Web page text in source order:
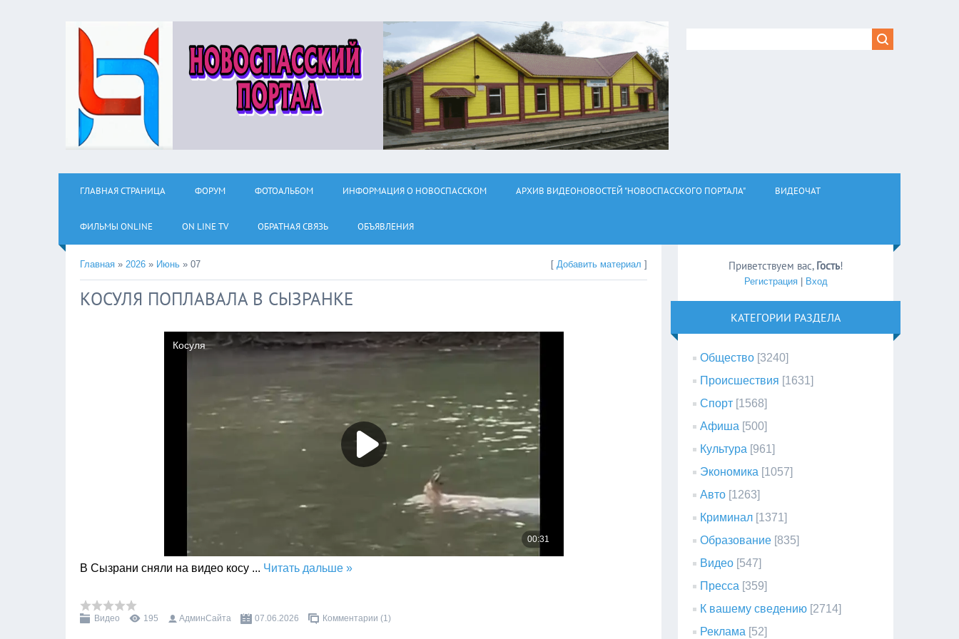
ГЛАВНАЯ СТРАНИЦА ФОРУМ ФОТОАЛЬБОМ ИНФОРМАЦИЯ О НОВОСПАССКОМ АРХИВ ВИДЕОНОВОСТЕЙ "НОВОСПАССКОГО ПОРТАЛА" ВИДЕОЧАТ
ФИЛЬМЫ ОNLINE ON LINE TV ОБРАТНАЯ СВЯЗЬ ОБЪЯВЛЕНИЯ
Главная » 2026 » Июнь » 07 [Добавить материал ]
КОСУЛЯ ПОПЛАВАЛА В СЫЗРАНКЕ
В Сызрани сняли на видео косу ... Читать дальше »
Видео 195 АдминСайта 07.06.2026 Комментарии (1)
Приветствуем вас, Гость!
Регистрация| Вход
КАТЕГОРИИ РАЗДЕЛА
Общество [3240]
Происшествия [1631]
Спорт [1568]
Афиша [500]
Культура [961]
Экономика [1057]
Авто [1263]
Криминал [1371]
Образование [835]
Видео [547]
Пресса [359]
К вашему сведению [2714]
Реклама [52]